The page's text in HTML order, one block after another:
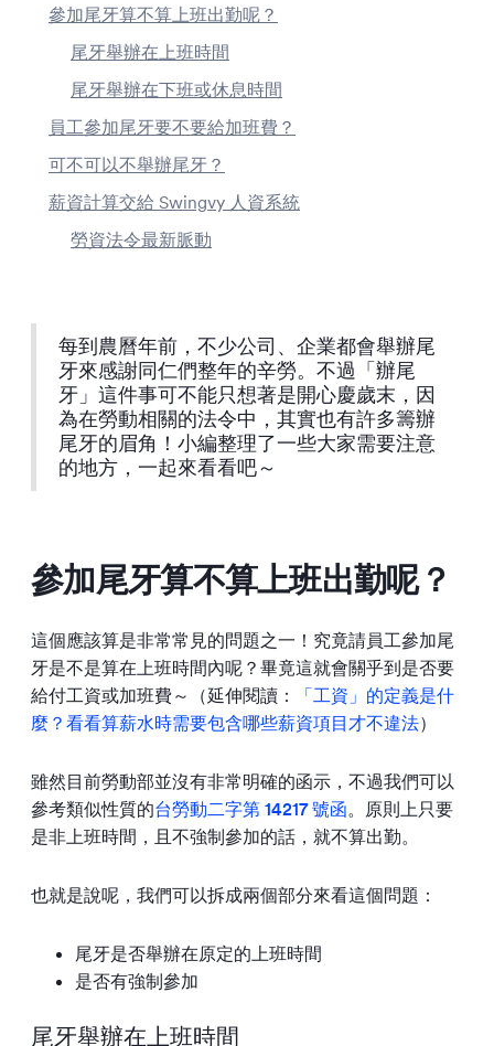
參加尾牙算不算上班出勤呢？
尾牙舉辦在上班時間
尾牙舉辦在下班或休息時間
員工參加尾牙要不要給加班費？
可不可以不舉辦尾牙？
薪資計算交給 Swingvy 人資系統
勞資法令最新脈動
每到農曆年前，不少公司、企業都會舉辦尾
牙來感謝同仁們整年的辛勞。不過「辦尾
牙」這件事可不能只想著是開心慶歲末，因
為在勞動相關的法令中，其實也有許多籌辦
尾牙的眉角！小編整理了一些大家需要注意
的地方，一起來看看吧～
參加尾牙算不算上班出勤呢？
這個應該算是非常常見的問題之一！究竟請員工參加尾
牙是不是算在上班時間內呢？畢竟這就會關乎到是否要
給付工資或加班費～（延伸閱讀：
「工資」的定義是什
麼？看看算薪水時需要包含哪些薪資項目才不違法）
雖然目前勞動部並沒有非常明確的函示，不過我們可以
參考類似性質的台勞動二字第 14217 號函。原則上只要
是非上班時間，且不強制參加的話，就不算出勤。
也就是說呢，我們可以拆成兩個部分來看這個問題：
尾牙是否舉辦在原定的上班時間
是否有強制參加
尾牙舉辦在上班時間